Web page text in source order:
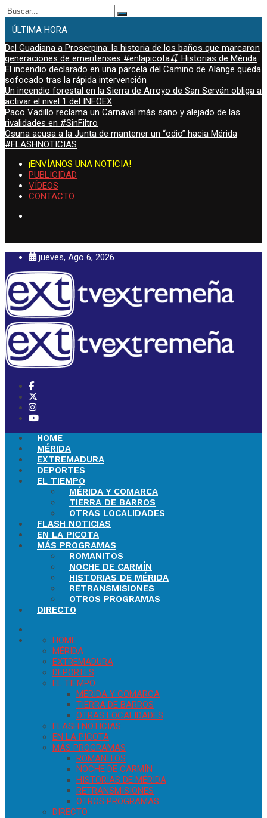
Buscar:
ÚLTIMA HORA
Del Guadiana a Proserpina: la historia de los baños que marcaron
generaciones de emeritenses #enlapicota🍒 Historias de Mérida
El incendio declarado en una parcela del Camino de Alange queda
sofocado tras la rápida intervención
Un incendio forestal en la Sierra de Arroyo de San Serván obliga a
activar el nivel 1 del INFOEX
Paco Vadillo reclama un Carnaval más sano y alejado de las
rivalidades en #SinFiltro
Osuna acusa a la Junta de mantener un “odio” hacia Mérida
#FLASHNOTICIAS
¡ENVÍANOS UNA NOTICIA!
PUBLICIDAD
VÍDEOS
CONTACTO
jueves, Ago 6, 2026
HOME
MÉRIDA
EXTREMADURA
DEPORTES
EL TIEMPO
MÉRIDA Y COMARCA
TIERRA DE BARROS
OTRAS LOCALIDADES
FLASH NOTICIAS
EN LA PICOTA
MÁS PROGRAMAS
ROMANITOS
NOCHE DE CARMÍN
HISTORIAS DE MÉRIDA
RETRANSMISIONES
OTROS PROGRAMAS
DIRECTO
HOME
MÉRIDA
EXTREMADURA
DEPORTES
EL TIEMPO
MÉRIDA Y COMARCA
TIERRA DE BARROS
OTRAS LOCALIDADES
FLASH NOTICIAS
EN LA PICOTA
MÁS PROGRAMAS
ROMANITOS
NOCHE DE CARMÍN
HISTORIAS DE MÉRIDA
RETRANSMISIONES
OTROS PROGRAMAS
DIRECTO